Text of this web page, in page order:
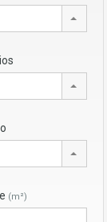
(m²)